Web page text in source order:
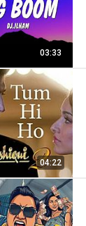
03:33
04:22